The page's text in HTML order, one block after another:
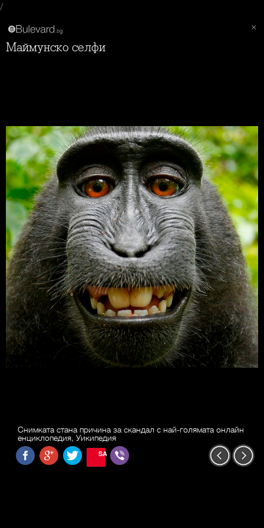
/
Маймунско селфи
Снимката стана причина за скандал с най-голямата онлайн
енциклопедия, Уикипедия
SAVE